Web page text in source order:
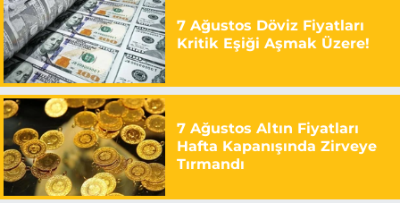
7 Ağustos Döviz Fiyatları
Kritik Eşiği Aşmak Üzere!
7 Ağustos Altın Fiyatları
Hafta Kapanışında Zirveye
Tırmandı